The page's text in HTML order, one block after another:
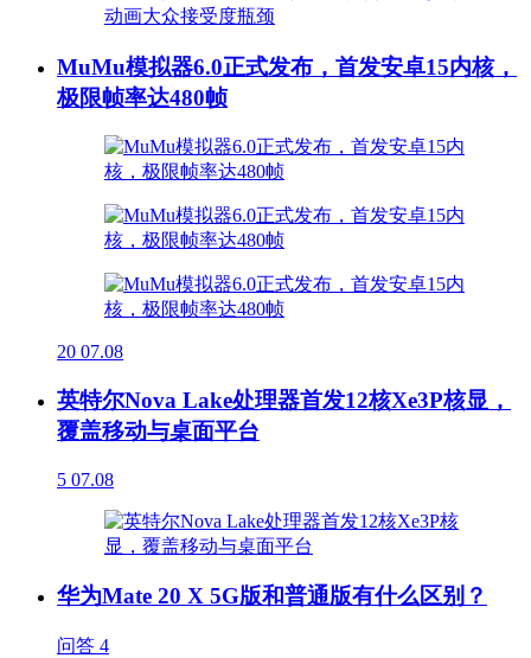
MuMu模拟器6.0正式发布，首发安卓15内核，
极限帧率达480帧
20 07.08
英特尔Nova Lake处理器首发12核Xe3P核显，
覆盖移动与桌面平台
5 07.08
华为Mate 20 X 5G版和普通版有什么区别？
问答 4